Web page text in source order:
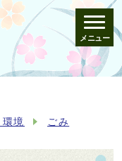
メニュー
環境 ごみ